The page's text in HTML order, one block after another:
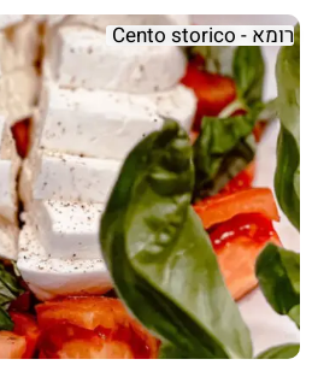
רומא - Cento storico